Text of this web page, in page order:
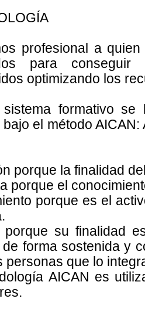
profesional a
para
optimizando los
sistema formativo
el método
porque la finalidad
porque el
porque es el
porque su finalidad
forma sostenida y
personas que lo
AICAN es